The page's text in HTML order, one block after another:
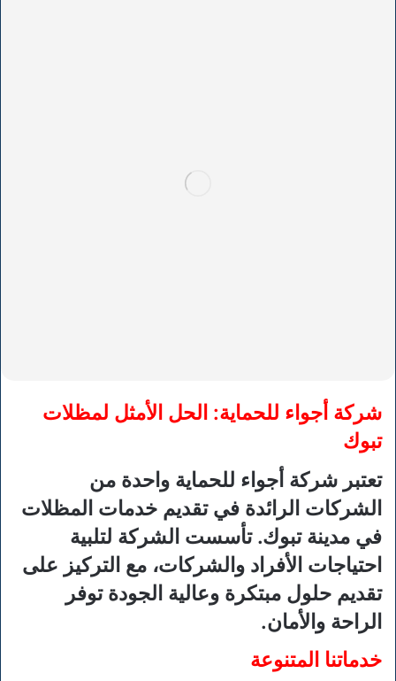
شركة أجواء للحماية: الحل الأمثل لمظلات
تبوك
تعتبر شركة أجواء للحماية واحدة من
الشركات الرائدة في تقديم خدمات المظلات
في مدينة تبوك. تأسست الشركة لتلبية
احتياجات الأفراد والشركات، مع التركيز على
تقديم حلول مبتكرة وعالية الجودة توفر
الراحة والأمان.
خدماتنا المتنوعة